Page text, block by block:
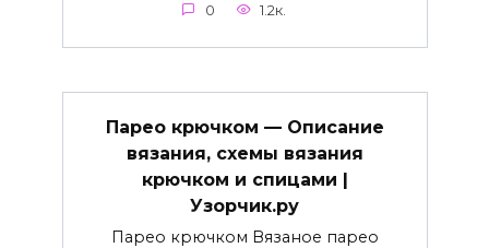
0 1.2к.
Парео крючком — Описание
вязания, схемы вязания
крючком и спицами |
Узорчик.ру
Парео крючком Вязаное парео